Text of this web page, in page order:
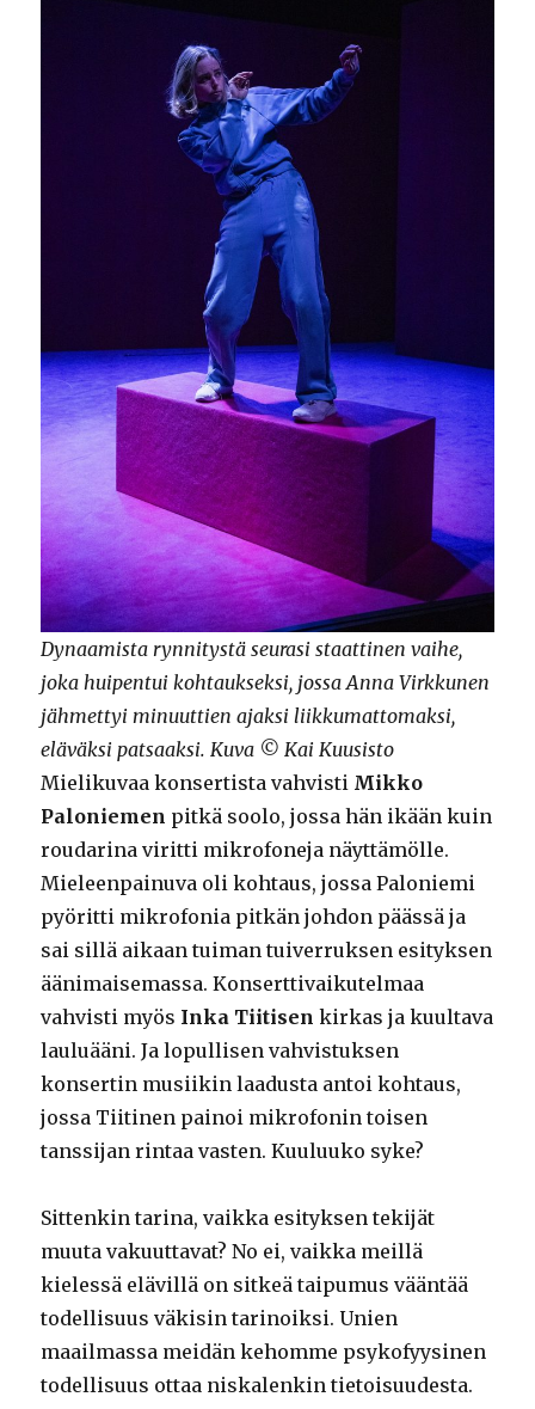
Dynaamista rynnitystä seurasi staattinen vaihe,
joka huipentui kohtaukseksi, jossa Anna Virkkunen
jähmettyi minuuttien ajaksi liikkumattomaksi,
eläväksi patsaaksi. Kuva © Kai Kuusisto
Mielikuvaa konsertista vahvisti Mikko
Paloniemen pitkä soolo, jossa hän ikään kuin
roudarina viritti mikrofoneja näyttämölle.
Mieleenpainuva oli kohtaus, jossa Paloniemi
pyöritti mikrofonia pitkän johdon päässä ja
sai sillä aikaan tuiman tuiverruksen esityksen
äänimaisemassa. Konserttivaikutelmaa
vahvisti myös Inka Tiitisen kirkas ja kuultava
lauluääni. Ja lopullisen vahvistuksen
konsertin musiikin laadusta antoi kohtaus,
jossa Tiitinen painoi mikrofonin toisen
tanssijan rintaa vasten. Kuuluuko syke?
Sittenkin tarina, vaikka esityksen tekijät
muuta vakuuttavat? No ei, vaikka meillä
kielessä elävillä on sitkeä taipumus vääntää
todellisuus väkisin tarinoiksi. Unien
maailmassa meidän kehomme psykofyysinen
todellisuus ottaa niskalenkin tietoisuudesta.